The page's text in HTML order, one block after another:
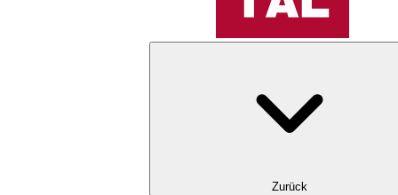
Zurück